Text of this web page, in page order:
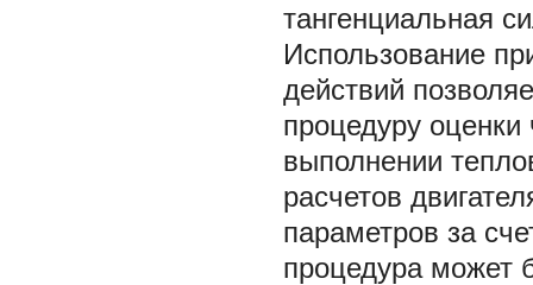
тангенциальная
Использование
действий
процедуру
выполнении
расчетов
параметров за
процедура может